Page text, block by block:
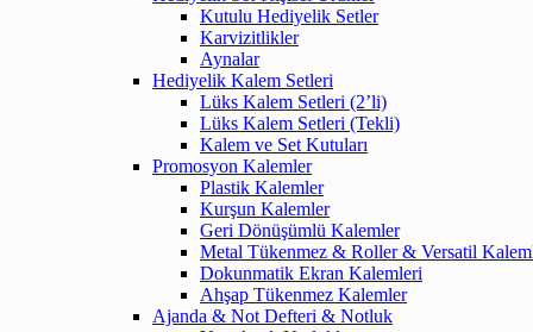
Kutulu Hediyelik Setler
Karvizitlikler
Aynalar
Hediyelik Kalem Setleri
Lüks Kalem Setleri (2’li)
Lüks Kalem Setleri (Tekli)
Kalem ve Set Kutuları
Promosyon Kalemler
Plastik Kalemler
Kurşun Kalemler
Geri Dönüşümlü Kalemler
Metal Tükenmez & Roller & Versatil
Dokunmatik Ekran Kalemleri
Ahşap Tükenmez Kalemler
Ajanda & Not Defteri & Notluk